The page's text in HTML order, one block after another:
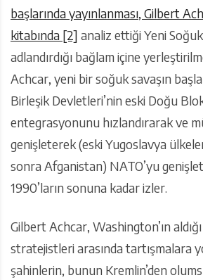
başlarında yayınlanması, Gilbert
kitabında [2] analiz ettiği Yeni
adlandırdığı bağlam içine
Achcar, yeni bir soğuk savaşın
Birleşik Devletleri’nin eski Doğu
entegrasyonunu hızlandırarak ve
genişleterek (eski Yugoslavya
sonra Afganistan) NATO’yu
1990’ların sonuna kadar izler.
Gilbert Achcar, Washington’ın
stratejistleri arasında tartışmalara
şahinlerin, bunun Kremlin’den